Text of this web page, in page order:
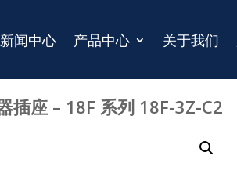
新闻中心 产品中心 关于我们
插座 – 18F 系列 18F-3Z-C2